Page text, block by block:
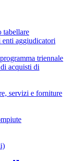
tabellare
aggiudicatori
triennale
acquisti di
servizi e forniture